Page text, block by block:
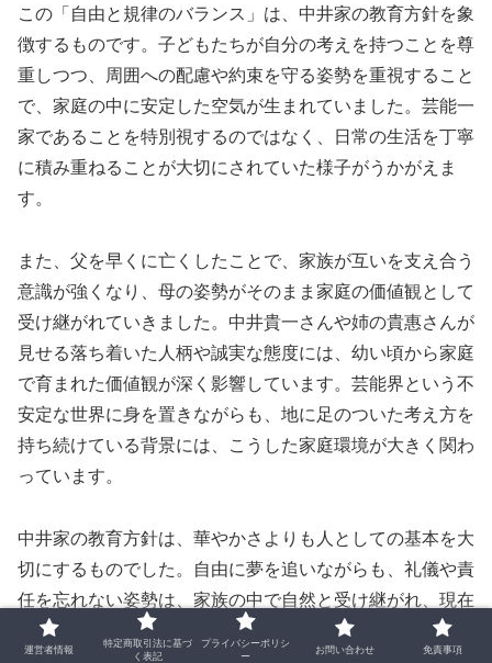
この「自由と規律のバランス」は、中井家の教育方針を象
徴するものです。子どもたちが自分の考えを持つことを尊
重しつつ、周囲への配慮や約束を守る姿勢を重視すること
で、家庭の中に安定した空気が生まれていました。芸能一
家であることを特別視するのではなく、日常の生活を丁寧
に積み重ねることが大切にされていた様子がうかがえま
す。
また、父を早くに亡くしたことで、家族が互いを支え合う
意識が強くなり、母の姿勢がそのまま家庭の価値観として
受け継がれていきました。中井貴一さんや姉の貴惠さんが
見せる落ち着いた人柄や誠実な態度には、幼い頃から家庭
で育まれた価値観が深く影響しています。芸能界という不
安定な世界に身を置きながらも、地に足のついた考え方を
持ち続けている背景には、こうした家庭環境が大きく関わ
っています。
中井家の教育方針は、華やかさよりも人としての基本を大
切にするものでした。自由に夢を追いながらも、礼儀や責
任を忘れない姿勢は、家族の中で自然と受け継がれ、現在
の中井貴一さんの人柄にもつながっています。
運営者情報
特定商取引法に基づ
く表記
プライバシーポリシ
ー
お問い合わせ 免責事項